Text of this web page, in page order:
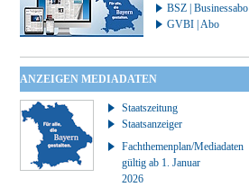
BSZ | Businessabo
GVBI | Abo
ANZEIGEN MEDIADATEN
Staatszeitung
Staatsanzeiger
Fachthemenplan/Mediadaten
gültig ab 1. Januar
2026